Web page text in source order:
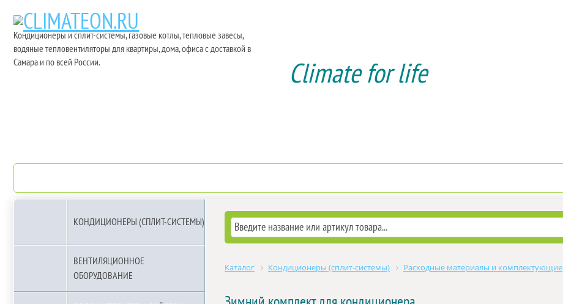
Кондиционеры и сплит-системы, газовые котлы, тепловые завесы,
водяные тепловентиляторы для квартиры, дома, офиса с доставкой в
Самара и по всей России.
Climate for life
КОНДИЦИОНЕРЫ (СПЛИТ-СИСТЕМЫ)
ВЕНТИЛЯЦИОННОЕ
ОБОРУДОВАНИЕ
Каталог Кондиционеры (сплит-системы) Расходные материалы и комплектующие